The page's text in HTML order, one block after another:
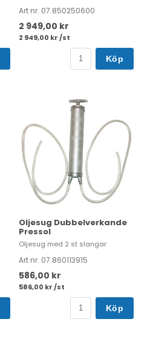
Art nr. 07.850250600
2 949,00 kr
2 949,00 kr /st
Köp
Oljesug Dubbelverkande
Pressol
Oljesug med 2 st slangar
Art nr. 07.860113915
586,00 kr
586,00 kr /st
Köp